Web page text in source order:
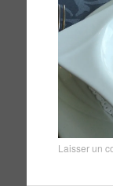
Laisser un